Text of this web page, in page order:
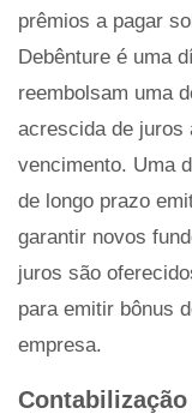
prêmios a pagar
Debênture é uma
reembolsam uma
acrescida de juros
vencimento. Uma
de longo prazo
garantir novos
juros são
para emitir bônus
empresa.